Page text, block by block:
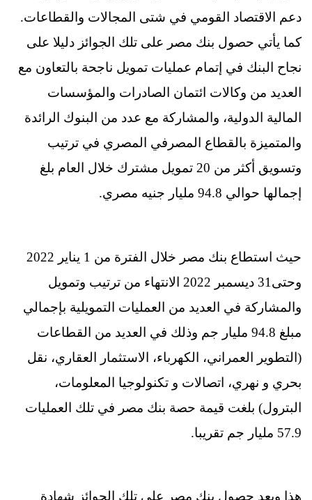
دعم الاقتصاد القومي في شتى المجالات والقطاعات.
كما يأتي حصول بنك مصر على تلك الجوائز دليلا على
نجاح البنك في إتمام عمليات تمويل ناجحة بالتعاون مع
العديد من وكالات ائتمان الصادرات والمؤسسات
المالية الدولية، والمشاركة مع عدد من البنوك الرائدة
والمتميزة بالقطاع المصرفي المصري في ترتيب
وتسويق أكثر من 20 تمويل مشترك خلال العام بلغ
إجمالها حوالي 94.8 مليار جنيه مصري.
حيث استطاع بنك مصر خلال الفترة من 1 يناير 2022
وحتى31 ديسمبر 2022 الانتهاء من ترتيب وتمويل
والمشاركة في العديد من العمليات التمويلية بإجمالي
مبلغ 94.8 مليار جم وذلك في العديد من القطاعات
(التطوير العمراني، الكهرباء، الاستثمار العقاري، نقل
بحري و نهري، اتصالات و تكنولوجيا المعلومات،
البترول) بلغت قيمة حصة بنك مصر في تلك العمليات
57.9 مليار جم تقريبا.
هذا ويعد حصول بنك مصر على تلك الجوائز شهادة